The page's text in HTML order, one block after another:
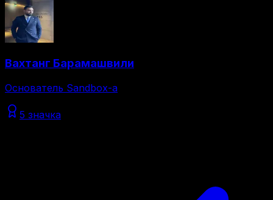
Вахтанг Барамашвили
Основатель Sandbox-а
5 значка